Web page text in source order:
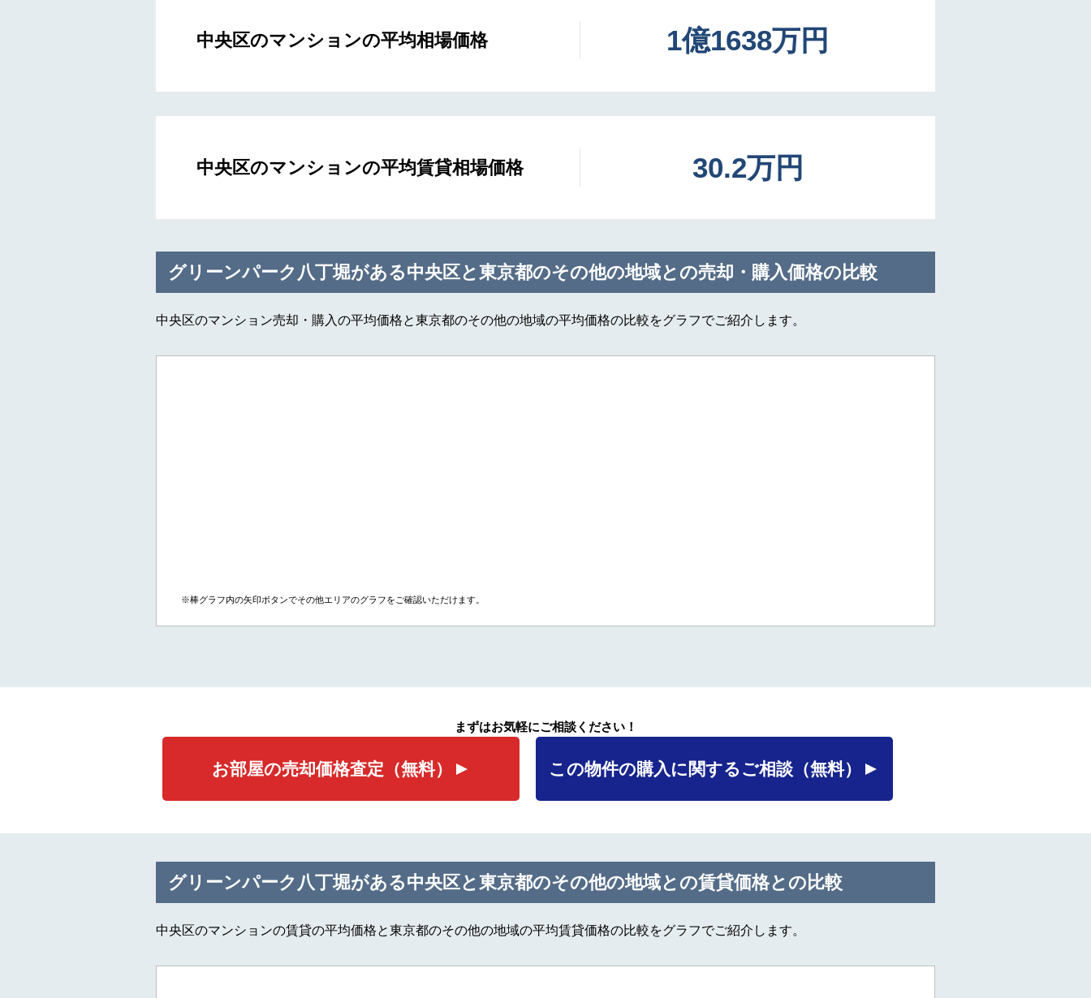
中央区のマンションの平均相場価格 1億1638万円
中央区のマンションの平均賃貸相場価格 30.2万円
グリーンパーク八丁堀がある中央区と東京都のその他の地域との売却・購入価格の比較
中央区のマンション売却・購入の平均価格と東京都のその他の地域の平均価格の比較をグラフでご紹介します。
※棒グラフ内の矢印ボタンでその他エリアのグラフをご確認いただけます。
まずはお気軽にご相談ください！
お部屋の売却価格査定 （無料） この物件の購入に関するご相談 （無料）
グリーンパーク八丁堀がある中央区と東京都のその他の地域との賃貸価格との比較
中央区のマンションの賃貸の平均価格と東京都のその他の地域の平均賃貸価格の比較をグラフでご紹介します。